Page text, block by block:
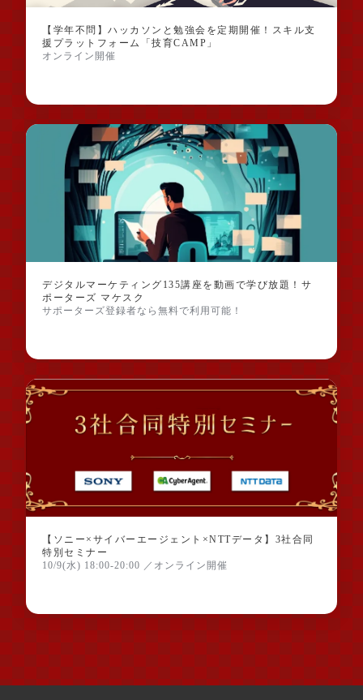
【学年不問】ハッカソンと勉強会を定期開催！スキル支
援プラットフォーム「技育CAMP」
オンライン開催
デジタルマーケティング135講座を動画で学び放題！サ
ポーターズ マケスク
サポーターズ登録者なら無料で利用可能！
【ソニー×サイバーエージェント×NTTデータ】3社合同
特別セミナー
10/9(水) 18:00-20:00 ／オンライン開催